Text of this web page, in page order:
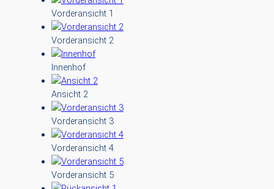
Vorderansicht 1
Vorderansicht 2
Innenhof
Ansicht 2
Vorderansicht 3
Vorderansicht 4
Vorderansicht 5